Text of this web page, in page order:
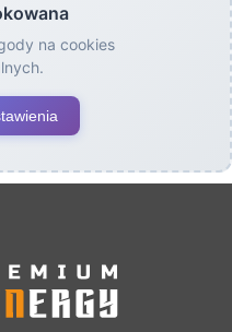
na cookies